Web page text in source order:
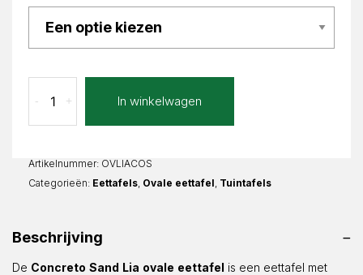
Sand
Lia
aantal
+
- In winkelwagen
Artikelnummer: OVLIACOS
Categorieën: Eettafels Ovale eettafel Tuintafels
Beschrijving
De Concreto Sand Lia ovale eettafel is een eettafel met